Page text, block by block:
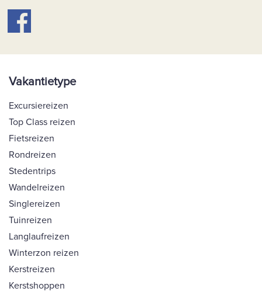
Vakantietype
Excursiereizen
Top Class reizen
Fietsreizen
Rondreizen
Stedentrips
Wandelreizen
Singlereizen
Tuinreizen
Langlaufreizen
Winterzon reizen
Kerstreizen
Kerstshoppen